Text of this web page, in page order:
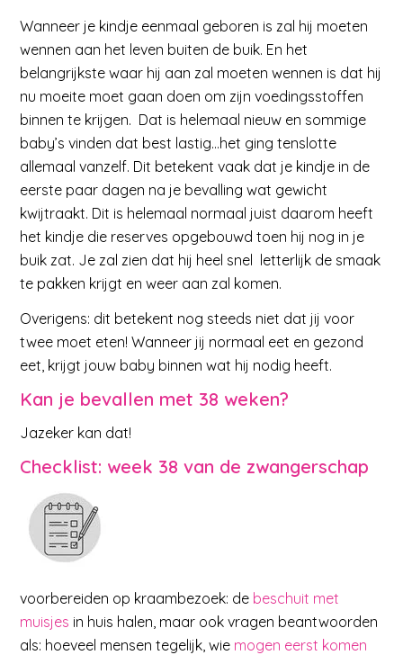
Wanneer je kindje eenmaal geboren is zal hij moeten
wennen aan het leven buiten de buik. En het
belangrijkste waar hij aan zal moeten wennen is dat hij
nu moeite moet gaan doen om zijn voedingsstoffen
binnen te krijgen. Dat is helemaal nieuw en sommige
baby’s vinden dat best lastig…het ging tenslotte
allemaal vanzelf. Dit betekent vaak dat je kindje in de
eerste paar dagen na je bevalling wat gewicht
kwijtraakt. Dit is helemaal normaal juist daarom heeft
het kindje die reserves opgebouwd toen hij nog in je
buik zat. Je zal zien dat hij heel snel letterlijk de smaak
te pakken krijgt en weer aan zal komen.
Overigens: dit betekent nog steeds niet dat jij voor
twee moet eten! Wanneer jij normaal eet en gezond
eet, krijgt jouw baby binnen wat hij nodig heeft.
Kan je bevallen met 38 weken?
Jazeker kan dat!
Checklist: week 38 van de zwangerschap
voorbereiden op kraambezoek: de beschuit met
muisjes in huis halen, maar ook vragen beantwoorden
als: hoeveel mensen tegelijk, wie mogen eerst komen